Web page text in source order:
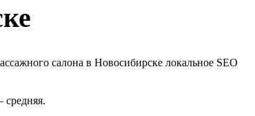
салона в Новосибирске локальное SEO